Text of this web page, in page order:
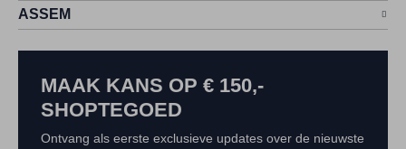
ASSEM
MAAK KANS OP € 150,-
SHOPTEGOED
Ontvang als eerste exclusieve updates over de nieuwste